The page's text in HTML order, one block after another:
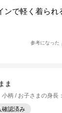
で軽く着られ
参考になった
ま
小柄 お子さまの身長 ：
確認済み